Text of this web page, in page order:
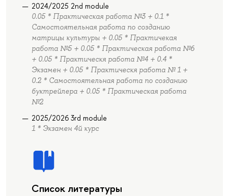
2024/2025 2nd module
0.05 * Практическая работа №3 + 0.1 *
Самостоятельная работа по созданию
матрицы культуры + 0.05 * Практичекая
работа №5 + 0.05 * Практическая работа №6
+ 0.05 * Практическя работа №4 + 0.4 *
Экзамен + 0.05 * Практическя работа № 1 +
0.2 * Самостоятельная работа по созданию
буктрейлера + 0.05 * Практическая работа
№2
2025/2026 3rd module
1 * Экзамен 4й курс
Список литературы